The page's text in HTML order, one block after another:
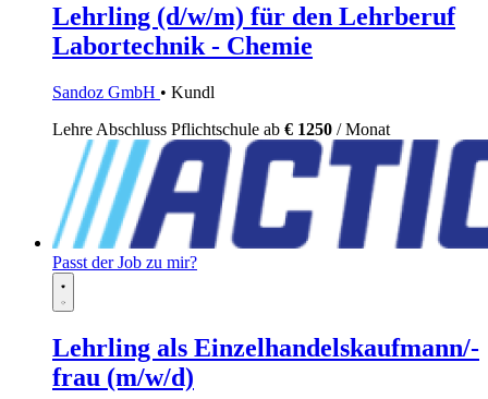
Lehrling (d/w/m) für den Lehrberuf
Labortechnik - Chemie
Sandoz GmbH • Kundl
Lehre Abschluss Pflichtschule ab € 1250 / Monat
Passt der Job zu mir?
Lehrling als Einzelhandelskaufmann/-
frau (m/w/d)